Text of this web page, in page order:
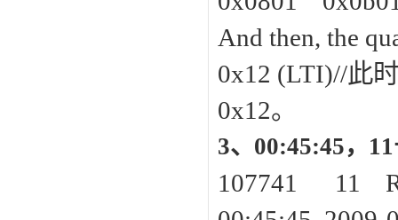
And then, the
0x12 (LTI)//此
0x12。
3、00:45:45，
107741